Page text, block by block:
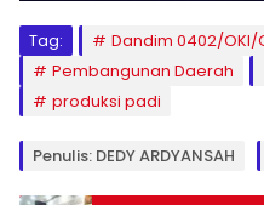
Tag: Dandim 0402/OKI/
Pembangunan Daerah
produksi padi
Penulis: DEDY ARDYANSAH